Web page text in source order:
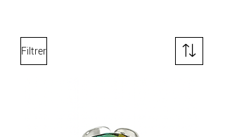
Bijoux, accessoires de mode et
objets de décoration : des
uniques, pensées pour célébrer
Filtrer